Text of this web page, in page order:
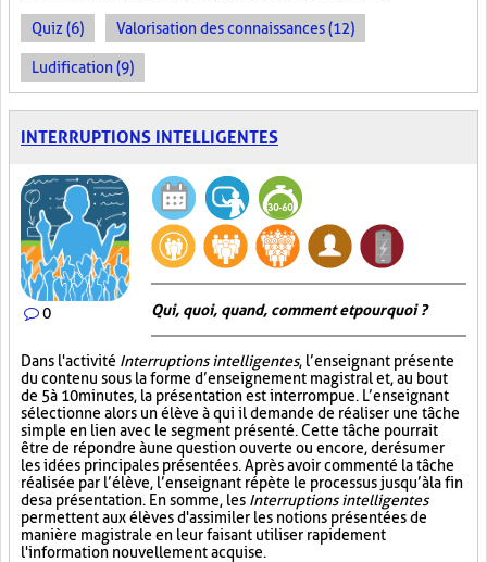
Quiz (6) Valorisation des connaissances (12)
Ludification (9)
INTERRUPTIONS INTELLIGENTES
0 Qui, quoi, quand, comment et pourquoi ?
Dans l'activité Interruptions intelligentes, l’enseignant présente
du contenu sous la forme d’enseignement magistral et, au bout
de 5 à 10 minutes, la présentation est interrompue. L’enseignant
sélectionne alors un élève à qui il demande de réaliser une tâche
simple en lien avec le segment présenté. Cette tâche pourrait
être de répondre à une question ouverte ou encore, de résumer
les idées principales présentées. Après avoir commenté la tâche
réalisée par l’élève, l’enseignant répète le processus jusqu’à la fin
de sa présentation. En somme, les Interruptions intelligentes
permettent aux élèves d'assimiler les notions présentées de
manière magistrale en leur faisant utiliser rapidement
l'information nouvellement acquise.